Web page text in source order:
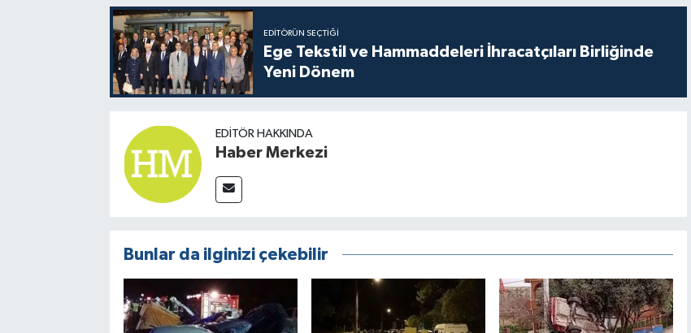
EDITÖRÜN SEÇTIĞI
Ege Tekstil ve Hammaddeleri İhracatçıları Birliğinde
Yeni Dönem
EDITÖR HAKKINDA
Haber Merkezi
Bunlar da ilginizi çekebilir